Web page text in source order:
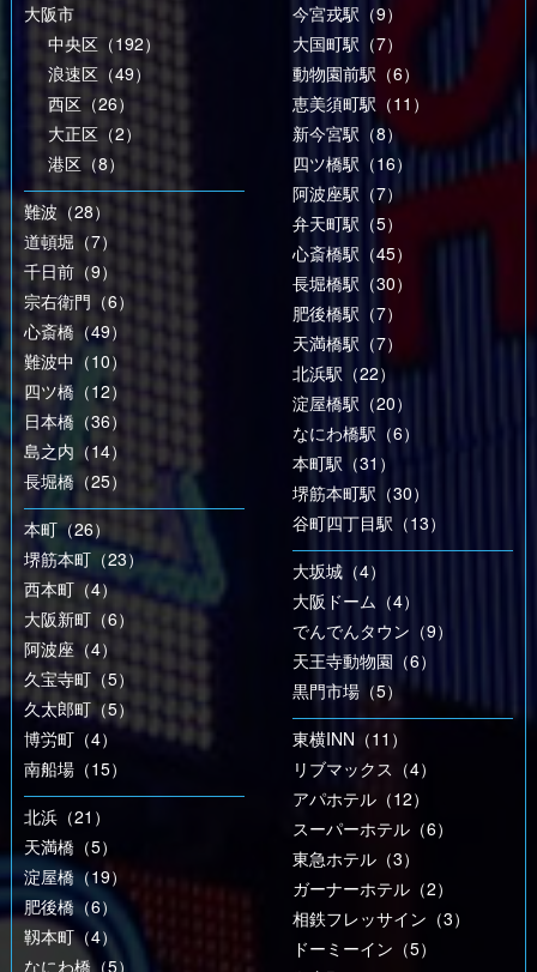
大阪市
中央区（192）
浪速区（49）
西区（26）
大正区（2）
港区（8）
難波（28）
道頓堀（7）
千日前（9）
宗右衛門（6）
心斎橋（49）
難波中（10）
四ツ橋（12）
日本橋（36）
島之内（14）
長堀橋（25）
本町（26）
堺筋本町（23）
西本町（4）
大阪新町（6）
阿波座（4）
久宝寺町（5）
久太郎町（5）
博労町（4）
南船場（15）
北浜（21）
天満橋（5）
淀屋橋（19）
肥後橋（6）
靱本町（4）
なにわ橋（5）
今宮戎駅（9）
大国町駅（7）
動物園前駅（6）
恵美須町駅（11）
新今宮駅（8）
四ツ橋駅（16）
阿波座駅（7）
弁天町駅（5）
心斎橋駅（45）
長堀橋駅（30）
肥後橋駅（7）
天満橋駅（7）
北浜駅（22）
淀屋橋駅（20）
なにわ橋駅（6）
本町駅（31）
堺筋本町駅（30）
谷町四丁目駅（13）
大坂城（4）
大阪ドーム（4）
でんでんタウン（9）
天王寺動物園（6）
黒門市場（5）
東横INN（11）
リブマックス（4）
アパホテル（12）
スーパーホテル（6）
東急ホテル（3）
ガーナーホテル（2）
相鉄フレッサイン（3）
ドーミーイン（5）